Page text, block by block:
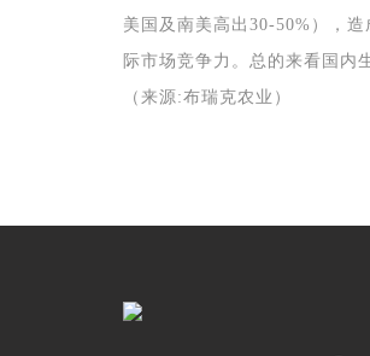
美国及南美高出 30-50% ），
际市场竞争力。总的来看国内
（来源:布瑞克农业）